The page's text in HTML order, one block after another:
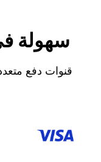
سهولة
قنوات دفع